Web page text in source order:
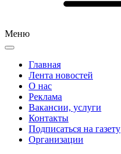
Меню
Главная
Лента новостей
О нас
Реклама
Вакансии, услуги
Контакты
Подписаться на газету
Организации